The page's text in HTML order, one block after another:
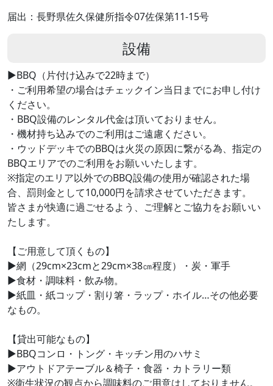
届出：長野県佐久保健所指令07佐保第11-15号
設備
▶BBQ（片付け込みで22時まで）
・ご利用希望の場合はチェックイン当日までにお申し付け
ください。
・BBQ設備のレンタル代金は頂いておりません。
・機材持ち込みでのご利用はご遠慮ください。
・ウッドデッキでのBBQは火災の原因に繋がる為、指定の
BBQエリアでのご利用をお願いいたします。
※指定のエリア以外でのBBQ設備の使用が確認された場
合、罰則金として10,000円を請求させていただきます。
皆さまが快適に過ごせるよう、ご理解とご協力をお願いい
たします。
【ご用意して頂くもの】
▶網（29cm×23cmと29cm×38㎝程度）・炭・軍手
▶食材・調味料・飲み物。
▶紙皿・紙コップ・割り箸・ラップ・ホイル…その他必要
なもの。
【貸出可能なもの】
▶BBQコンロ・トング・キッチン用のハサミ
▶アウトドアテーブル＆椅子・食器・カトラリー類
※衛生状況の観点から調味料のご用意はしておりません。